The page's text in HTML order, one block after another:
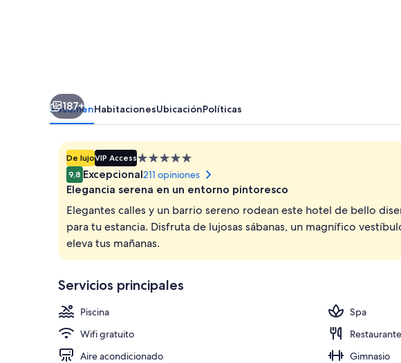
187+
ResumenHabitacionesUbicaciónPolíticas
De lujoVIP AccessPropiedad
de
5.0
9,8 Excepcional211 opiniones
Elegancia serena en un entorno pintoresco
Elegantes calles y un barrio sereno rodean este hotel de bello
para tu estancia. Disfruta de lujosas sábanas, un magnífico
eleva tus mañanas.
Servicios principales
Piscina
Spa
Wifi gratuito
Restaurante
Aire acondicionado
Gimnasio